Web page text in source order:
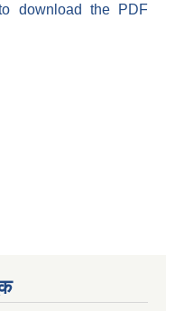
download the PDF